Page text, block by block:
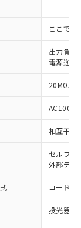
ここでの
出力負荷
電源逆接
20MΩ以
相互干渉
セルフテ
外部テス
コード引
投光器側
うえ
）の
ある
）の